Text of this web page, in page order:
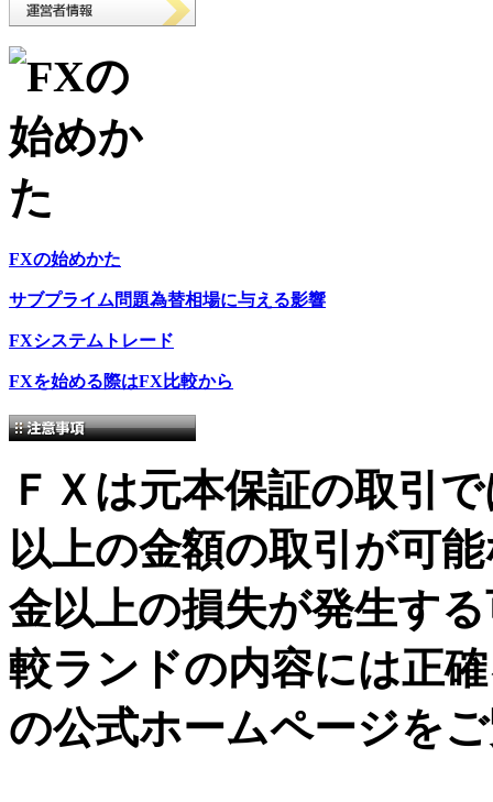
FXの始めかた
サブプライム問題為替相場に与える影響
FXシステムトレード
FXを始める際はFX比較から
ＦＸは元本保証の取引
以上の金額の取引が可
金以上の損失が発生す
較ランドの内容には正
の公式ホームページを